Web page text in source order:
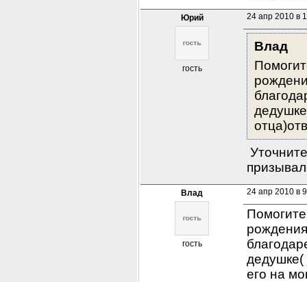
Юрий
гость
24 апр 2010 в
Влад
Влад
гость
24 апр 2010 в
дедушке(
его на